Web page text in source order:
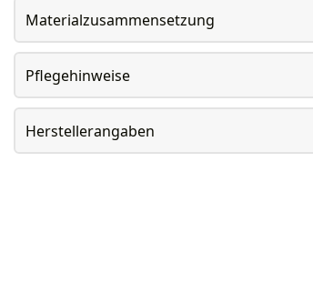
Materialzusammensetzung
Pflegehinweise
Herstellerangaben